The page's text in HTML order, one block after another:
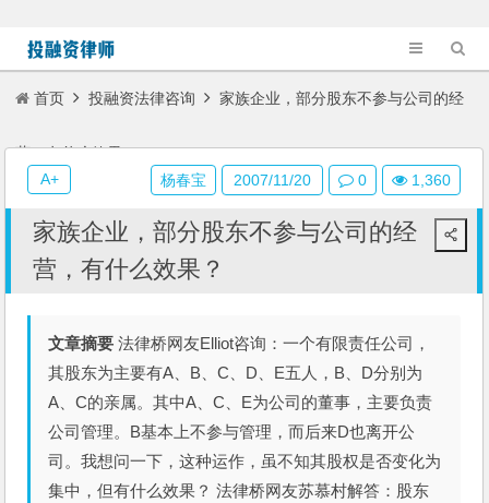
首页 投融资法律咨询 家族企业，部分股东不参与公司的经
营，有什么效果？
家族企业，部分股东不参与公司的经
营，有什么效果？
文章摘要 法律桥网友Elliot咨询：一个有限责任公司，
其股东为主要有A、B、C、D、E五人，B、D分别为
A、C的亲属。其中A、C、E为公司的董事，主要负责
公司管理。B基本上不参与管理，而后来D也离开公
司。我想问一下，这种运作，虽不知其股权是否变化为
集中，但有什么效果？ 法律桥网友苏慕村解答：股东
杨春宝 2007/11/20 0 1,360
A+